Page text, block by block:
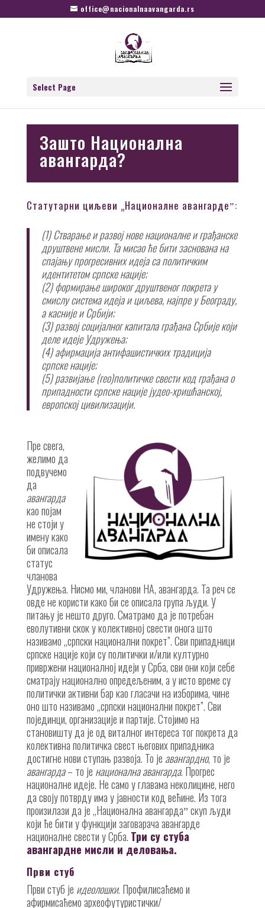
office@nacionalnaavangarda.rs
Select Page
Зашто Национална
авангарда?
Статутарни циљеви „Националне авангардеˮ:
(1) Стварање и развој нове националне и грађанске
друштвене мисли. Та мисао ће бити заснована на
спајању прогресивних идеја са политичким
идентитетом српске нације;
(2) формирање широког друштвеног покрета у
смислу система идеја и циљева, најпре у Београду,
а касније и Србији;
(3) развој социјалног капитала грађана Србије који
деле идеје Удружења;
(4) афирмација антифашистичких традиција
српске нације;
(5) развијање (гео)политичке свести код грађана о
припадности српске нације јудео-хришћанској,
европској цивилизацији.
Пре свега,
желимо да
подвучемо
да
авангарда
као појам
не стоји у
имену како
би описала
статус
чланова
Удружења. Нисмо ми, чланови НА, авангарда. Та реч се
овде не користи како би се описала група људи.У
питању је нешто друго. Сматрамо да је потребан
еволутивни скок у колективној свести онога што
називамо „српски национални покрет”. Сви припадници
српске нације који су политички и/или културно
привржени националној идеји у Срба, сви они који себе
сматрају национално опредељеним, а у исто време су
политички активни бар као гласачи на изборима, чине
оно што називамо „српски национални покрет”. Сви
појединци, организације и партије. Стојимо на
становишту да је од виталног интереса тог покрета да
колективна политичка свест његових припадника
достигне нови ступањ развоја. То је авангардно, то је
авангарда– то је национална авангарда. Прогрес
националне идеје. Не само у главама неколицине, него
да своју потврду има у јавности код већине. Из тога
произилази да је „Национална авангардаˮ скуп људи
који ће бити у функцији заговарача авангарде
националне свести у Срба. Три су стуба
авангардне мисли и деловања.
Први стуб
Први стуб је идеолошки. Профилисаћемо и
афирмисаћемо археофутуристички/